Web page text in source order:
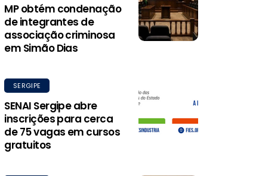
MP obtém condenação
de integrantes de
associação criminosa
em Simão Dias
SERGIPE
SENAI Sergipe abre
inscrições para cerca
de 75 vagas em cursos
gratuitos